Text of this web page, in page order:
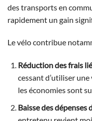
des transports en
rapidement un gain
Le vélo contribue
Réduction des frais
cessant d’utiliser
les économies sont
Baisse des dépenses